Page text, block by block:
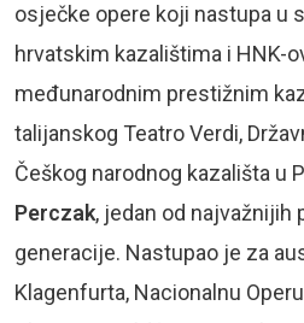
osječke opere koji nastupa u
hrvatskim kazalištima i HNK-
međunarodnim prestižnim
talijanskog Teatro Verdi,
Češkog narodnog kazališta u
Perczak, jedan od najvažnijih
generacije. Nastupao je za
Klagenfurta, Nacionalnu